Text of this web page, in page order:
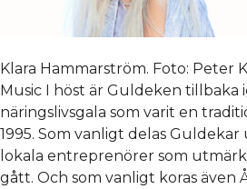
Klara Hammarström. Foto: Peter
Music I höst är Guldeken tillbaka
näringslivsgala som varit en
1995. Som vanligt delas Guldekar
lokala entreprenörer som
gått. Och som vanligt koras även